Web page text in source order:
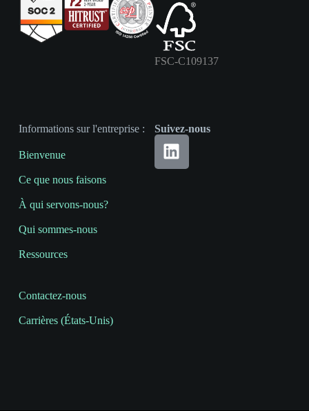
FSC-C109137
Informations sur l'entreprise :
Bienvenue
Ce que nous faisons
À qui servons-nous?
Qui sommes-nous
Ressources
Contactez-nous
Carrières (États-Unis)
Suivez-nous